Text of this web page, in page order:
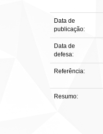
Data de
publicação:
Data de
defesa:
Referência:
Resumo: